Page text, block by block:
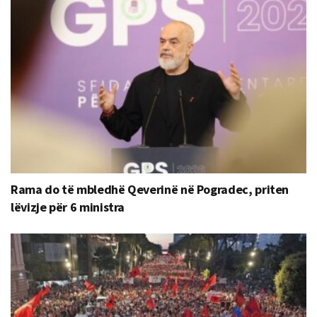
Rama do të mbledhë Qeverinë në Pogradec, priten
lëvizje për 6 ministra